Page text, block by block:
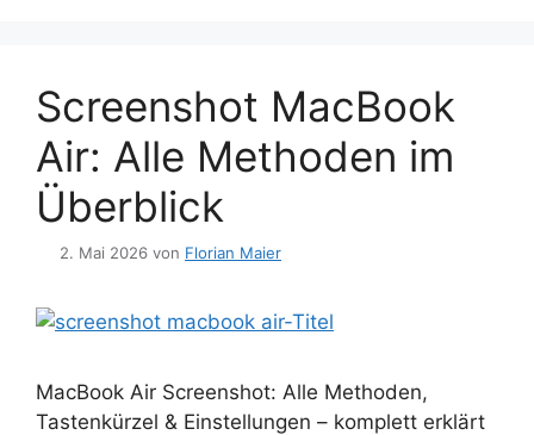
Screenshot MacBook
Air: Alle Methoden im
Überblick
2. Mai 2026 von Florian Maier
MacBook Air Screenshot: Alle Methoden,
Tastenkürzel & Einstellungen – komplett erklärt